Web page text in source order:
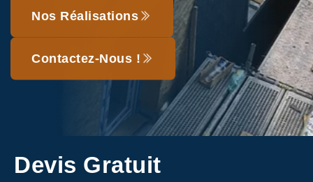
Nos Réalisations
Contactez-Nous !
Devis Gratuit